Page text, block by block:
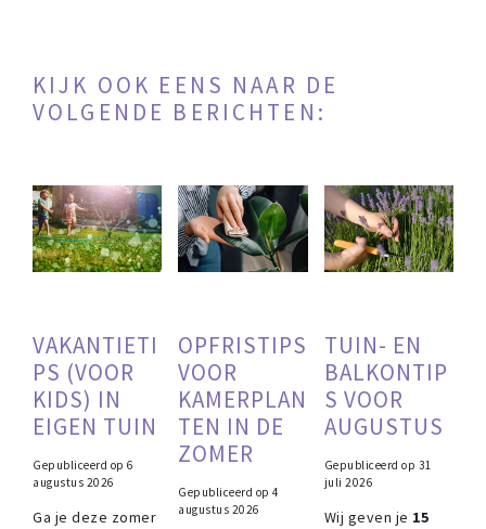
KIJK OOK EENS NAAR DE
VOLGENDE BERICHTEN:
VAKANTIETI
PS (VOOR
KIDS) IN
EIGEN TUIN
Gepubliceerd op 6
augustus 2026
Ga je deze zomer
OPFRISTIPS
VOOR
KAMERPLAN
TEN IN DE
ZOMER
Gepubliceerd op4
augustus 2026
TUIN- EN
BALKONTIP
S VOOR
AUGUSTUS
Gepubliceerd op 31
juli 2026
Wij geven je 15